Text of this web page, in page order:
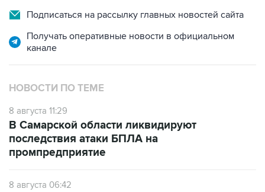
Подписаться на рассылку главных новостей сайта
Получать оперативные новости в официальном
канале
НОВОСТИ ПО ТЕМЕ
8 августа 11:29
В Самарской области ликвидируют
последствия атаки БПЛА на
промпредприятие
8 августа 06:42